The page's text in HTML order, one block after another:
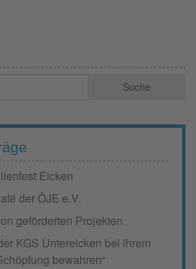
Eicken
der ÖJE e.V.
geförderten Projekten
KGS Untereicken bei ihrem
bewahren“